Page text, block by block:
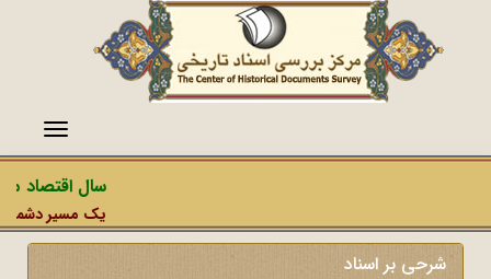
منو
سال اقتصاد
یک مسیر دشمن،
شرحی بر اسناد